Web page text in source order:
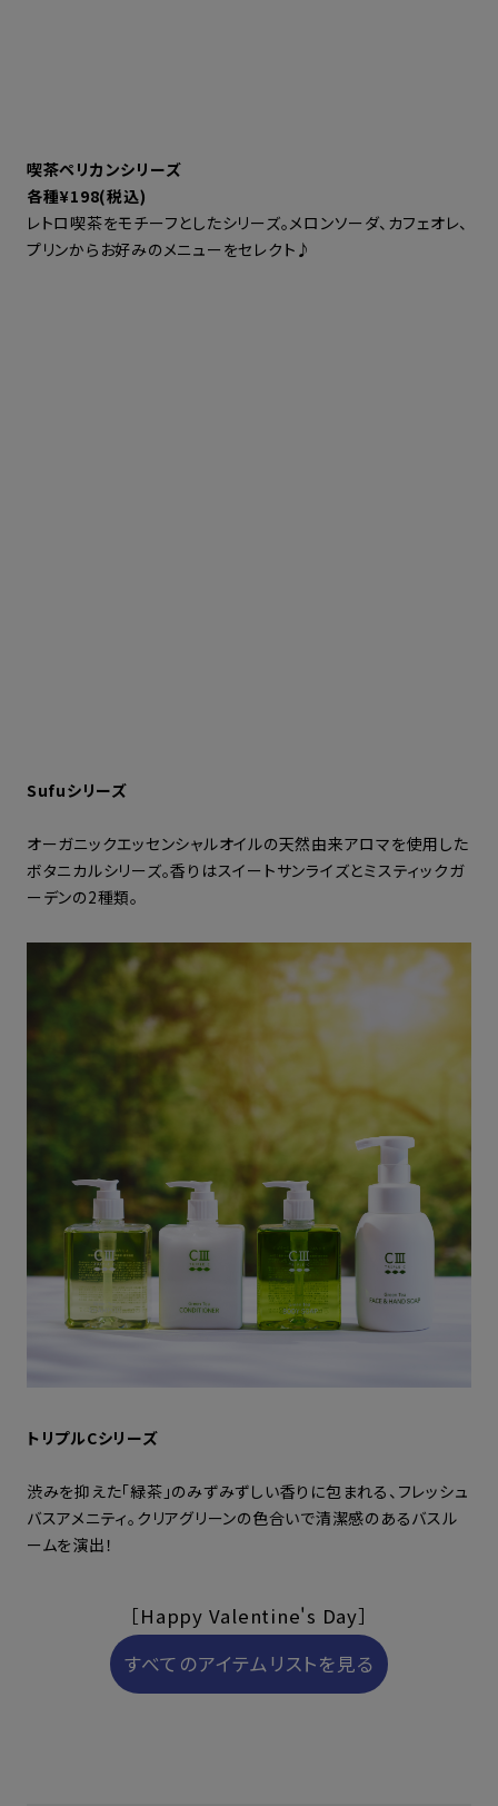
喫茶ペリカンシリーズ
各種¥198(税込)
レトロ喫茶をモチーフとしたシリーズ。メロンソーダ、カフェオレ、
プリンからお好みのメニューをセレクト♪
Sufuシリーズ
オーガニックエッセンシャルオイルの天然由来アロマを使用した
ボタニカルシリーズ。香りはスイートサンライズとミスティックガ
ーデンの2種類。
トリプルCシリーズ
渋みを抑えた「緑茶」のみずみずしい香りに包まれる、フレッシュ
バスアメニティ。クリアグリーンの色合いで清潔感のあるバスル
ームを演出！
［Happy Valentine's Day］
すべてのアイテムリストを見る